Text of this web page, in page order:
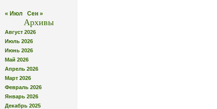
« Июл Сен »
Архивы
Август 2026
Июль 2026
Июнь 2026
Май 2026
Апрель 2026
Март 2026
Февраль 2026
Январь 2026
Декабрь 2025